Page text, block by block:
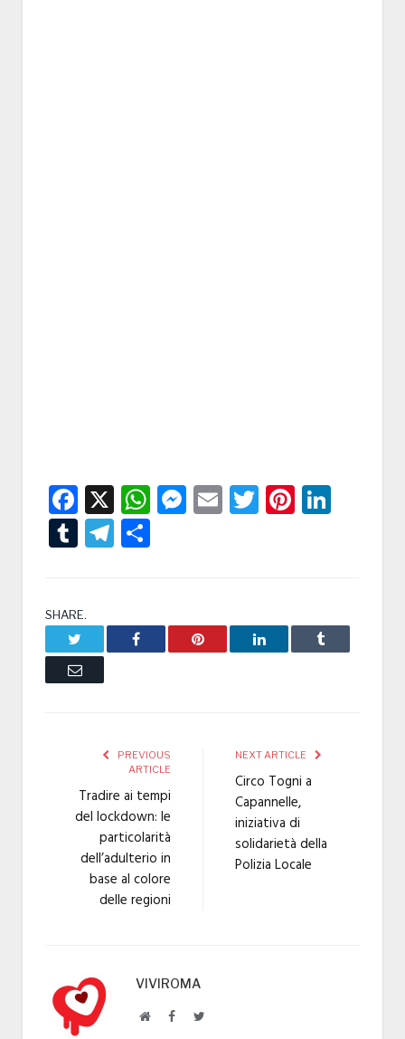
Facebook
X WhatsApp
Messenger
EmailTwitter
TumblrTelegram
SHARE.
Facebook Pinterest LinkedIn Tumblr
Email
PREVIOUS
ARTICLE
Tradire ai tempi
del lockdown: le
particolarità
dell’adulterio in
base al colore
delle regioni
NEXT ARTICLE
Circo Togni a
Capannelle,
iniziativa di
solidarietà della
Polizia Locale
VIVIROMA
WebsiteFacebookTwitter